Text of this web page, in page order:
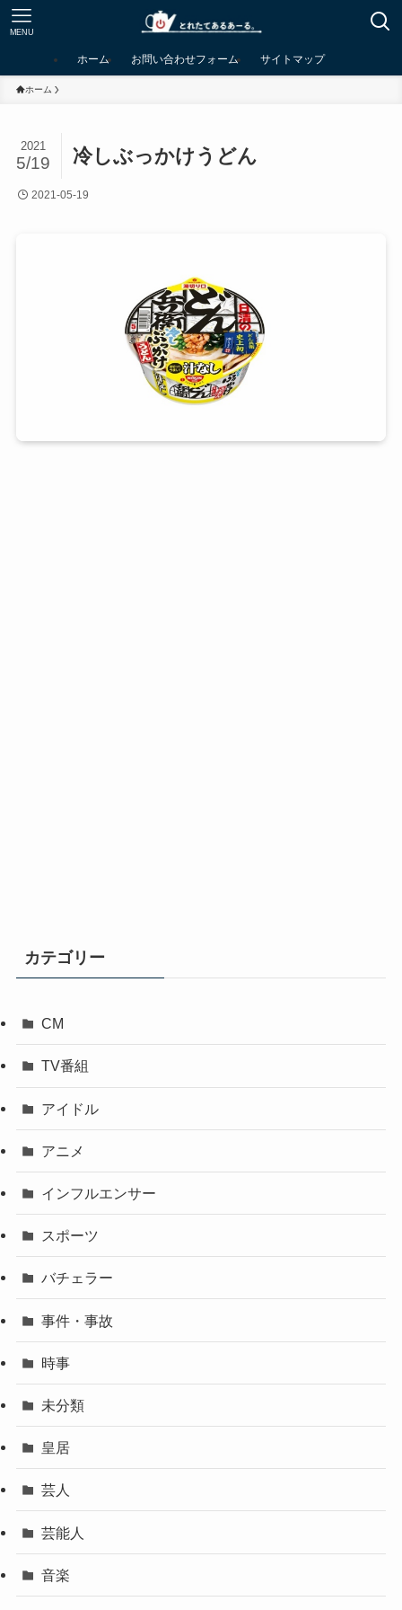
MENU
ホーム お問い合わせフォーム サイトマップ
ホーム
冷しぶっかけうどん
2021
5/19
2021-05-19
カテゴリー
CM
TV番組
アイドル
アニメ
インフルエンサー
スポーツ
バチェラー
事件・事故
時事
未分類
皇居
芸人
芸能人
音楽